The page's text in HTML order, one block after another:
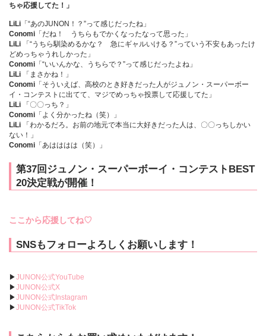
ちゃ応援してた！」
LiLi 「“あのJUNON！？”って感じだったね」
Conomi 「だね！ うちらもでかくなったなって思った」
LiLi
「“うちら馴染めるかな？ 急にギャルいける？”っていう不安もあったけ
どめっちゃうれしかった」
Conomi 「“いいんかな、うちらで？”って感じだったよね」
LiLi
「まさかね！」
Conomi 「そういえば、高校のとき好きだった人がジュノン・スーパーボー
イ・コンテストに出てて、マジでめっちゃ投票して応援してた」
LiLi
「〇〇っち？」
Conomi 「よく分かったね（笑）」
LiLi
「わかるだろ。お前の地元で本当に大好きだった人は、〇〇っちしかい
ない！」
Conomi 「あはははは（笑）」
第37回ジュノン・スーパーボーイ・コンテストBEST
20決定戦が開催！
ここから応援してね♡
SNSもフォローよろしくお願いします！
▶︎JUNON公式YouTube
▶︎JUNON公式X
▶︎JUNON公式Instagram
▶︎JUNON公式TikTok